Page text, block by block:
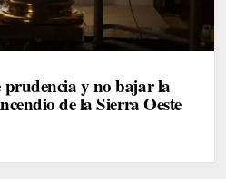
y no bajar la
de la Sierra Oeste